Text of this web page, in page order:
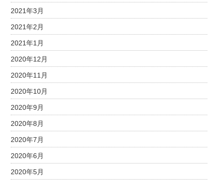
2021年3月
2021年2月
2021年1月
2020年12月
2020年11月
2020年10月
2020年9月
2020年8月
2020年7月
2020年6月
2020年5月